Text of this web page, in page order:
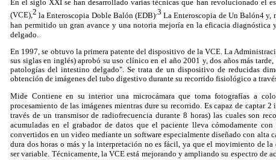
En el siglo XXI se han desarrollado varias técnicas que han revolucionado el
(VCE),2la Enteroscopia Doble Balón (EDB) .3La Enteroscopia de Un Balón4 y,
han permitido un gran avance y una notoria mejoría en la eficacia diagnóstica
delgado.
En 1997, se obtuvo la primera patente del dispositivo de la VCE. La
sus siglas en inglés) aprobó su uso clínico en el año 2001 y, dos años más
patologías del intestino delgado". Se trata de un dispositivo de reducidas
obtención de imágenes del tubo digestivo durante su recorrido fisiológico a
Mide Contiene en su interior una microcámara que toma fotografías a
procesamiento de las imágenes mientras dure su recorrido. Es capaz de captar
través de un transmisor de radiofrecuencia durante 8 horas) las cuales son
acumuladas en el grabador de datos que el paciente lleva cómodamente
convertidos en un video mediante un software especialmente diseñado con alta
dura dos horas o más y la interpretación no es fácil, ya que el movimiento de
ser variable. Técnicamente, la VCE está mejorando y ampliando su espectro de